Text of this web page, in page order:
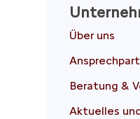
Über uns
Beratung &
Aktuelles